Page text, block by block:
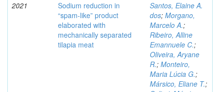
2021
Sodium reduction in
“spam-like” product
elaborated with
mechanically separated
tilapia meat
Santos, Elaine A.
dos; Morgano,
Marcelo A.;
Ribeiro, Alline
Emannuele C.;
Oliveira, Aryane
R.; Monteiro,
Maria Lúcia G.;
Mársico, Eliane T.;